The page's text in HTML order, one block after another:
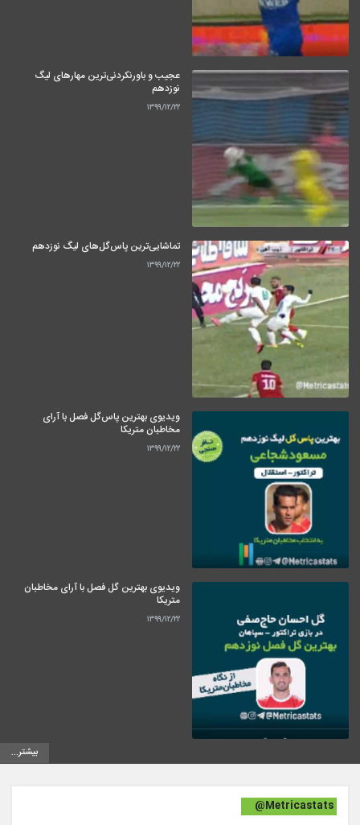
عجیب و باورنکردنی‌ترین مهارهای لیگ
نوزدهم
۱۳۹۹/۱۲/۲۲
تماشایی‌ترین پاس‌گل‌های لیگ نوزدهم
۱۳۹۹/۱۲/۲۲
ویدیوی بهترین پاس‌گل فصل با آرای
مخاطبان متریکا
۱۳۹۹/۱۲/۲۲
ویدیوی بهترین گل فصل با آرای مخاطبان
متریکا
۱۳۹۹/۱۲/۲۲
بیشتر...
@Metricastats